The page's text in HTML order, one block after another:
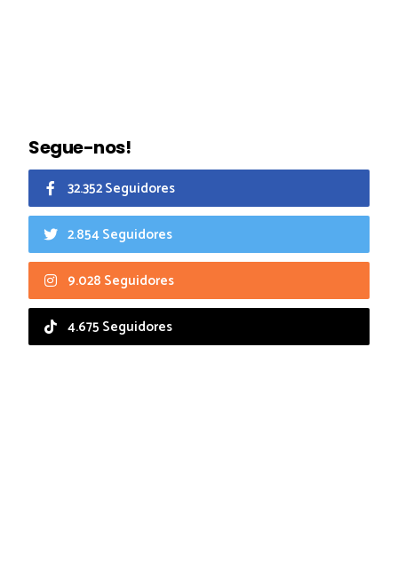
Segue-nos!
32.352 Seguidores
2.854 Seguidores
9.028 Seguidores
4.675 Seguidores